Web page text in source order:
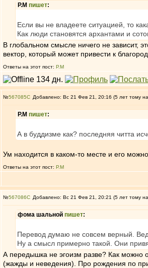
Р.М пишет:
Если вы не владеете ситуацией, то
Как люди становятся архантами и
В глобальном смысле ничего не зависит,
вектор, который может привести к
Ответы на этот пост: Р.М
№567085 Добавлено: Вс 21 Фев 21, 20:16 (5 лет тому
Р.М пишет:
А в буддизме как? последняя читта
Ум находится в каком-то месте и его
Ответы на этот пост: Р.М
№567086 Добавлено: Вс 21 Фев 21, 20:21 (5 лет тому
фома шальной пишет:
Перевод думаю не совсем верный.
Ну а смысл примерно такой. Они
А передышка не эгоизм разве? Как можно
(жажды и неведения). Про рождения по